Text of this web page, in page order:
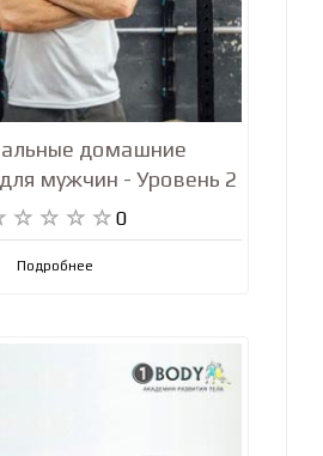
домашние
мужчин - Уровень 2
0
Подробнее